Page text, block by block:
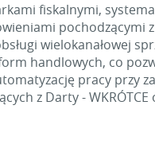
fiskalnymi,
pochodzącymi
wielokanałowej
handlowych, co
pracy przy
z Darty -